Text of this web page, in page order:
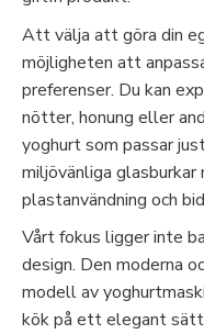
Att välja att göra din
möjligheten att
preferenser. Du kan
nötter, honung eller
yoghurt som passar
miljövänliga glasburkar
plastanvändning och
Vårt fokus ligger inte
design. Den moderna
modell av
kök på ett elegant